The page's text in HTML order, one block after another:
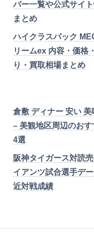
バー一覧や公式サイ
まとめ
ハイクラスパック
リームex 内容・価格
り・買取相場まとめ
倉敷 ディナー 安い 美
– 美観地区周辺のおす
4選
阪神タイガース対読
イアンツ試合選手デ
近対戦成績